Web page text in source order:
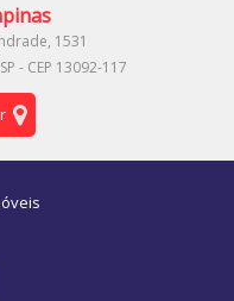
1531
- CEP 13092-117